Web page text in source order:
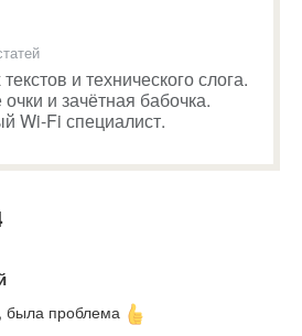
и технического слога.
и зачётная бабочка.
Wi-Fi специалист.
была проблема